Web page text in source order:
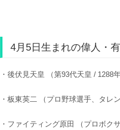
4月5日生まれの偉人・
・後伏見天皇 （第93代天皇 / 1288
・板東英二 （プロ野球選手、タレ
・ファイティング原田 （プロボク